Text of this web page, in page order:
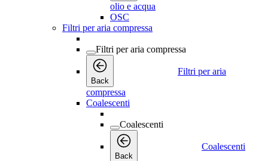
olio e acqua
OSC
Filtri per aria compressa
Filtri per aria compressa
Back
Filtri per aria
compressa
Coalescenti
Coalescenti
Back
Coalescenti